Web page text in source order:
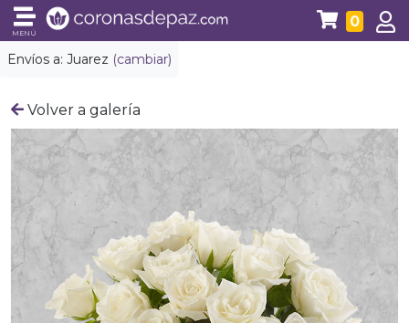
Envíos a: Juarez (cambiar)
MENÚ
0
Volver a galería